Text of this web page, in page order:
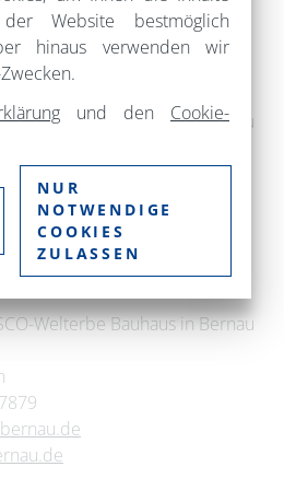
Welterbe Bauhaus in Bernau
Welterbe Bauhaus in Bernau
Website bestmöglich
hinaus verwenden wir
und den Cookie-
NUR
NOTWENDIGE
COOKIES
ZULASSEN